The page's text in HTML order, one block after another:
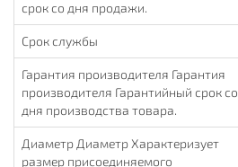
срок со дня продажи.
Срок службы
Гарантия производителя Гарантия
производителя Гарантийный срок со
дня производства товара.
Диаметр Диаметр Характеризует
размер присоединяемого